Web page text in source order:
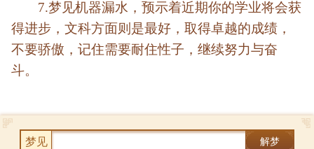
7.梦见机器漏水，预示着近期你的学业将会获
得进步，文科方面则是最好，取得卓越的成绩，
不要骄傲，记住需要耐住性子，继续努力与奋
斗。
梦见 解梦